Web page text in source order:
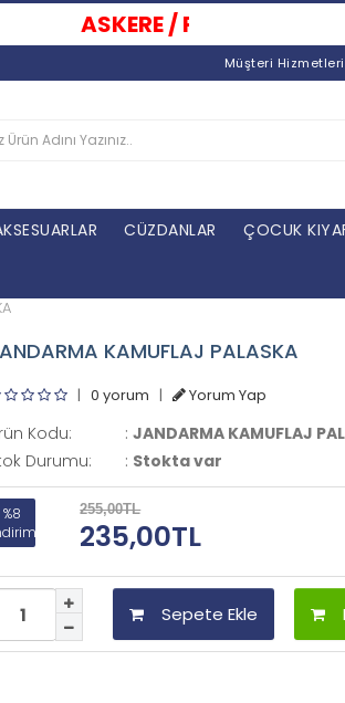
ASKERE / POLİSE SATIŞ
Müşteri
CÜZDANLAR ÇOCUK
KAMUFLAJ PALASKA
|0 yorum | Yorum Yap
Kodu: :JANDARMA KAMUFLAJ
Durumu:
: Stokta var
%8
255,00TL
235,00TL
Sepete Ekle